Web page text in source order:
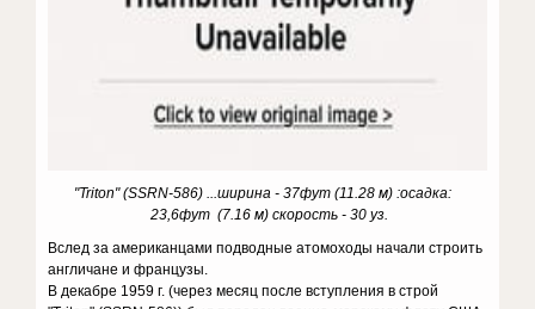
"Triton" (SSRN-586) ...ширина - 37фут (11.28 м) :осадка:
23,6фут (7.16 м) скорость - 30 уз.
Вслед за американцами подводные атомоходы начали строить
англичане и французы.
В декабре 1959 г. (через месяц после вступления в строй